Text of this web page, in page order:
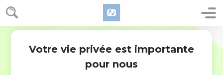
Votre vie privée est importante
pour nous